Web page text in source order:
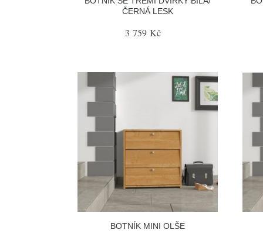
ČERNÁ LESK
3 759 Kč
BOTNÍK MINI OLŠE